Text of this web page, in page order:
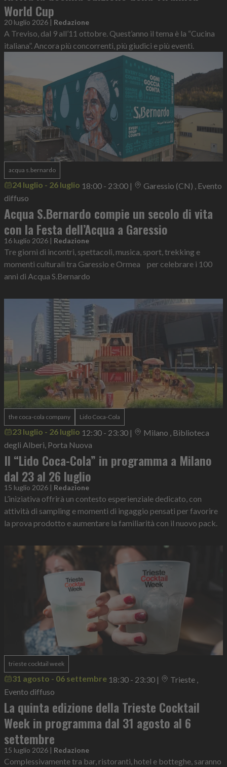
World Cup
20 luglio 2026 | Redazione
A Treviso, dal 9 all’11 ottobre. Quest’anno il tema è la “Cucina
italiana”. Ancora più concorrenti, più giudici e più eventi.
acqua s.bernardo
24 luglio - 26 luglio 18:00 - 23:00 |
Garessio (CN) , Evento
diffuso
Acqua S.Bernardo compie un secolo di vita
con la Festa dell’Acqua a Garessio
16 luglio 2026 | Redazione
Tre giorni di incontri, spettacoli, musica, sport, trekking e
momenti culturali tra Garessio e Ormea per celebrare i 100
anni di Acqua S.Bernardo
the coca-cola company Lido Coca-Cola
23 luglio - 26 luglio 12:30 - 23:30 |
Milano , Biblioteca
degli Alberi, Porta Nuova
Il “Lido Coca-Cola” in programma a Milano
dal 23 al 26 luglio
15 luglio 2026 | Redazione
L’iniziativa offrirà un contesto esperienziale dedicato, con
attività di sampling e momenti di ingaggio pensati per favorire
la prova prodotto e aumentare la familiarità con il nuovo pack.
trieste cocktail week
31 agosto - 06 settembre 18:30 - 23:30 |
Trieste ,
Evento diffuso
La quinta edizione della Trieste Cocktail
Week in programma dal 31 agosto al 6
settembre
15 luglio 2026 | Redazione
Complessivamente tra bar, ristoranti, hotel e botteghe, saranno